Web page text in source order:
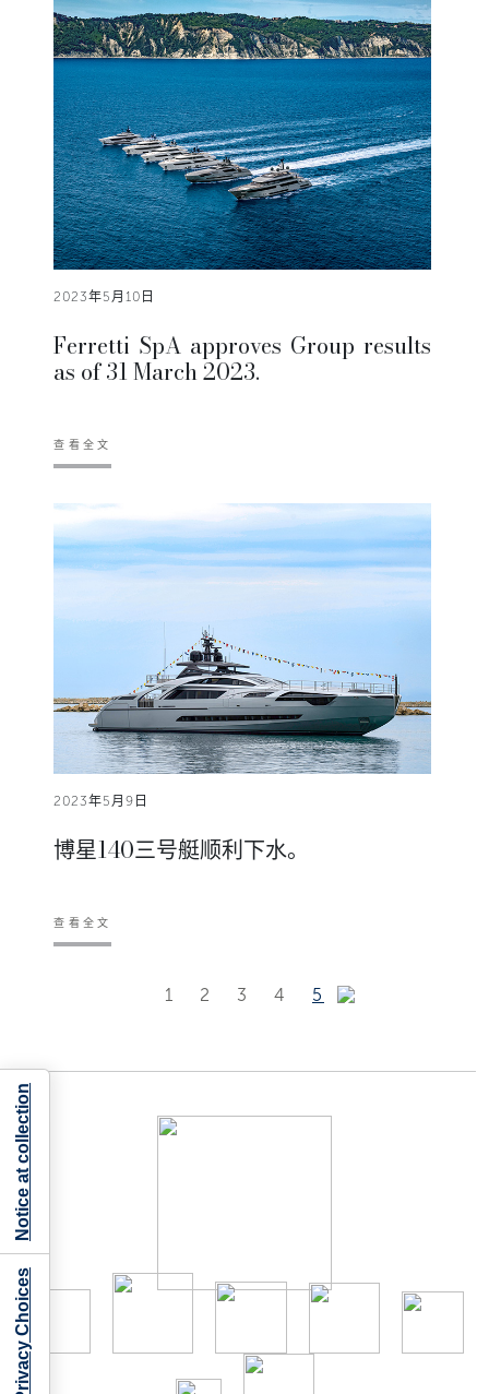
2023年5月10日
Ferretti SpA approves Group results
as of 31 March 2023.
查看全文
2023年5月9日
博星140三号艇顺利下水。
查看全文
1 2 3 4 5
Your Privacy Choices
Notice at collection